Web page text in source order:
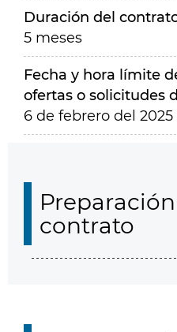
Duración del
5 meses
Fecha y hora límite
ofertas o solicitudes
6 de febrero del 2025
contrato